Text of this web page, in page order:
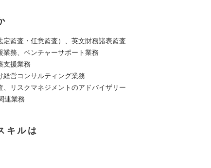
定監査・任意監査）、英文財務諸表監査
業務、ベンチャーサポート業務
支援業務
経営コンサルティング業務
、リスクマネジメントのアドバイザリー
連業務
キルは